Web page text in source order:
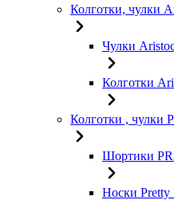
Колготки, чулки
Чулки
Колготки
Колготки , чулки
Шортики
Носки Pretty